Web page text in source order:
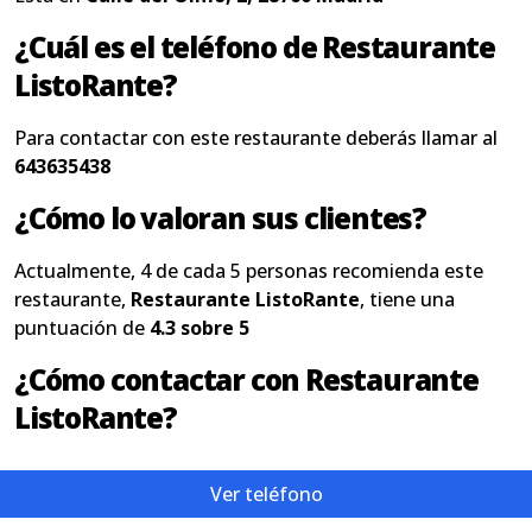
¿Cuál es el teléfono de Restaurante
ListoRante?
Para contactar con este restaurante deberás llamar al
643635438
¿Cómo lo valoran sus clientes?
Actualmente, 4 de cada 5 personas recomienda este
restaurante, Restaurante ListoRante, tiene una
puntuación de 4.3 sobre 5
¿Cómo contactar con Restaurante
ListoRante?
Ver teléfono